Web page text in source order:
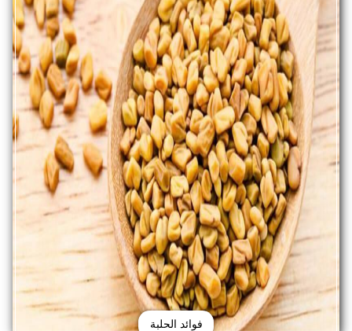
فوائد الحلبة